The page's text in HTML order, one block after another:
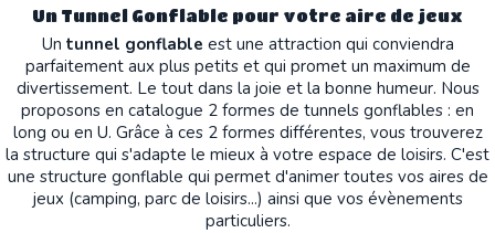
Un Tunnel Gonflable pour votre aire de jeux
Un tunnel gonflable est une attraction qui conviendra
parfaitement aux plus petits et qui promet un maximum de
divertissement. Le tout dans la joie et la bonne humeur. Nous
proposons en catalogue 2 formes de tunnels gonflables : en
long ou en U. Grâce à ces 2 formes différentes, vous trouverez
la structure qui s'adapte le mieux à votre espace de loisirs. C'est
une structure gonflable qui permet d'animer toutes vos aires de
jeux (camping, parc de loisirs...) ainsi que vos évènements
particuliers.